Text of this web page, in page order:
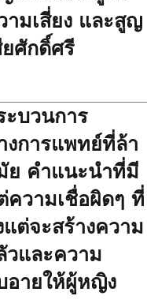
ามเสี่ยง และสูญ
ยศักดิ์ศรี
ะบวนการ
งการแพทย์ที่ล้า
ย คำแนะนำที่มี
ความเชื่อผิดๆ ที่
แต่จะสร้างความ
วและความ
อายให้ผู้หญิง